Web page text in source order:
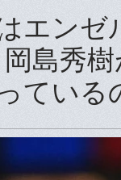
エン
島秀樹
ている